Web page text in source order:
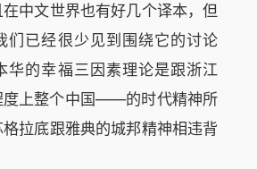
中文世界也有好几个译本，但
们已经很少见到围绕它的讨论
华的幸福三因素理论是跟浙江
上整个中国——的时代精神所
拉底跟雅典的城邦精神相违背